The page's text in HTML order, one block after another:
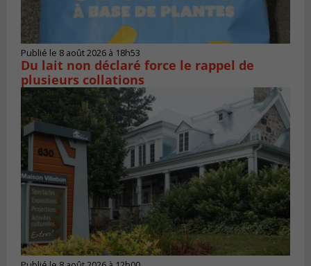
Publié le 8 août 2026 à 18h53
Du lait non déclaré force le rappel de
plusieurs collations